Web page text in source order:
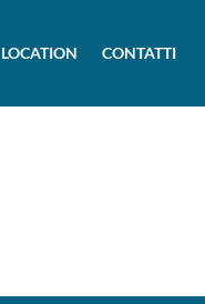
LOCATION CONTATTI